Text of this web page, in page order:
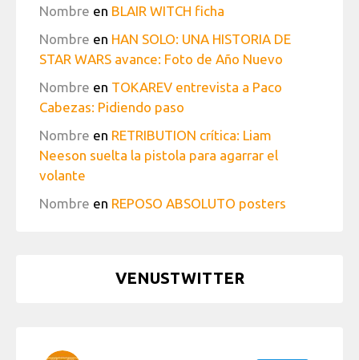
Nombre en BLAIR WITCH ficha
Nombre en HAN SOLO: UNA HISTORIA DE
STAR WARS avance: Foto de Año Nuevo
Nombre en TOKAREV entrevista a Paco
Cabezas: Pidiendo paso
Nombre en RETRIBUTION crítica: Liam
Neeson suelta la pistola para agarrar el
volante
Nombre en REPOSO ABSOLUTO posters
VENUSTWITTER